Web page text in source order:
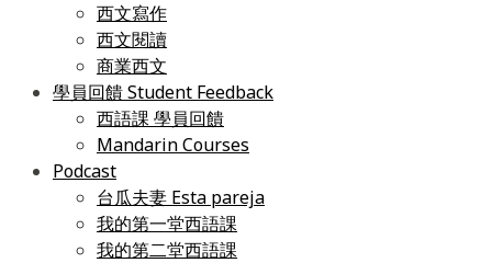
西文寫作
西文閱讀
商業西文
學員回饋 Student Feedback
西語課 學員回饋
Mandarin Courses
Podcast
台瓜夫妻 Esta pareja
我的第一堂西語課
我的第二堂西語課